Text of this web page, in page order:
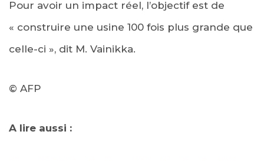
Pour avoir un impact réel, l’objectif est de
« construire une usine 100 fois plus grande que
celle-ci », dit M. Vainikka.
© AFP
A lire aussi :